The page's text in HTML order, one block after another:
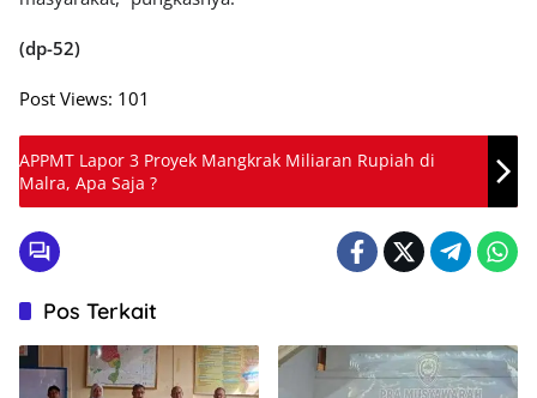
(dp-52)
Post Views: 101
APPMT Lapor 3 Proyek Mangkrak Miliaran Rupiah di
Malra, Apa Saja ?
Pos Terkait